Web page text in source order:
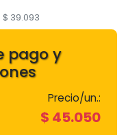
$ 39.093
pago y
Precio/un.:
$ 45.050